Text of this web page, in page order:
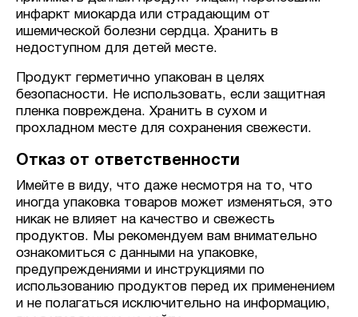
инфаркт миокарда или страдающим от
ишемической болезни сердца. Хранить в
недоступном для детей месте.
Продукт герметично упакован в целях
безопасности. Не использовать, если защитная
пленка повреждена. Хранить в сухом и
прохладном месте для сохранения свежести.
Отказ от ответственности
Имейте в виду, что даже несмотря на то, что
иногда упаковка товаров может изменяться, это
никак не влияет на качество и свежесть
продуктов. Мы рекомендуем вам внимательно
ознакомиться с данными на упаковке,
предупреждениями и инструкциями по
использованию продуктов перед их применением
и не полагаться исключительно на информацию,